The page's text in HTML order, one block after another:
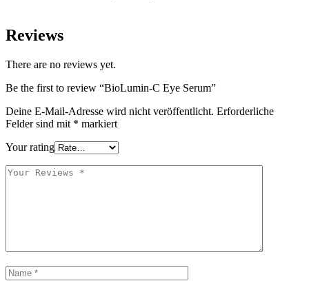
Reviews
There are no reviews yet.
Be the first to review “BioLumin-C Eye Serum”
Deine E-Mail-Adresse wird nicht veröffentlicht. Erforderliche
Felder sind mit * markiert
Your rating